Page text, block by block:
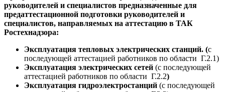
руководителей и специалистов предназначенные для
предаттестационной подготовки руководителей и
специалистов, направляемых на аттестацию в ТАК
Ростехнадзора:
Эксплуатация тепловых электрических станций. (с
последующей аттестацией работников по области Г.2.1)
Эксплуатация электрических сетей (с последующей
аттестацией работников по области Г.2.2)
Эксплуатация гидроэлектростанций (с последующей